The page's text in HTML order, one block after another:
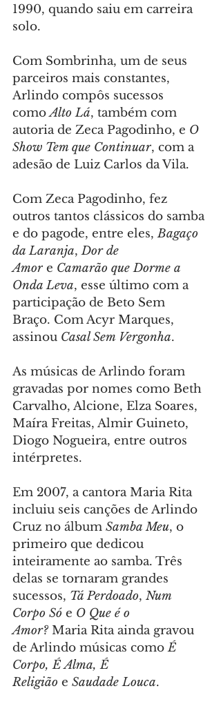
1990, quando saiu em carreira
solo.
Com Sombrinha, um de seus
parceiros mais constantes,
Arlindo compôs sucessos
como Alto Lá, também com
autoria de Zeca Pagodinho, e O
Show Tem que Continuar, com a
adesão de Luiz Carlos da Vila.
Com Zeca Pagodinho, fez
outros tantos clássicos do samba
e do pagode, entre eles, Bagaço
da Laranja, Dor de
Amor e Camarão que Dorme a
Onda Leva, esse último com a
participação de Beto Sem
Braço. Com Acyr Marques,
assinou Casal Sem Vergonha.
As músicas de Arlindo foram
gravadas por nomes como Beth
Carvalho, Alcione, Elza Soares,
Maíra Freitas, Almir Guineto,
Diogo Nogueira, entre outros
intérpretes.
Em 2007, a cantora Maria Rita
incluiu seis canções de Arlindo
Cruz no álbum Samba Meu, o
primeiro que dedicou
inteiramente ao samba. Três
delas se tornaram grandes
sucessos, Tá Perdoado, Num
Corpo Só e O Que é o
Amor? Maria Rita ainda gravou
de Arlindo músicas como É
Corpo, É Alma, É
Religião e Saudade Louca.